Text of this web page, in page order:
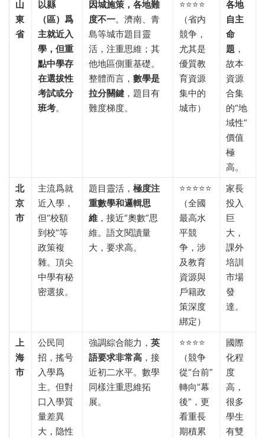
山
東
省
以縣
（區）爲
主就近入
學，但重
點中學存
在選拔性
考試或分
班考。
因城施策，各地難
度不一。濟南、青
島等城市題目靈
活，注重思維；其
他地區側重基礎。
整體而言，​ 數學是
拉分關鍵 ，題目有
難度梯度。
⭐⭐⭐⭐
（省内
競争，
尤其是
優質教
育資源
集中的
城市）
各地
自主
命
題 ，
故本
資源
合集
的“地
域性”
價值
極
高。
北
京
市
主流爲就
近入學，
但“校額
到校”等
政策複
雜。頂尖
中學有秘
密選拔。
題目靈活，​ 極度注
重數學和邏輯思
維 ，接近“奧數”思
維。語文閱讀量
大，要求高。
⭐⭐⭐⭐⭐
（全國
最高水
平競
争，涉
及教育
資源與
戶籍政
策深度
綁定）
家長
投入
巨
大，
課外
培訓
市場
發
達。
上
海
市
公民同
招，搖号
入學爲
主。但對
口入學質
量差異
大，隐性
強調綜合能力，​ 英
語要求非常高 ，接
近初二水平。數學
同樣注重思維拓
展。
⭐⭐⭐⭐
（競争
從“台前”
轉向“幕
後”，更
看重長
期積累
國際
化程
度
高，
很多
學生
有雙